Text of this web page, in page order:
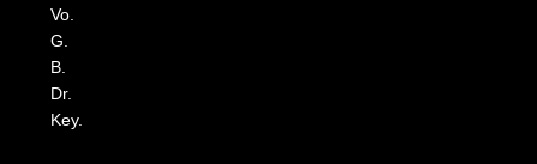
Vo.
G.
B.
Dr.
Key.